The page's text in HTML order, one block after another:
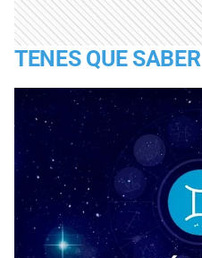
TENES QUE SABER